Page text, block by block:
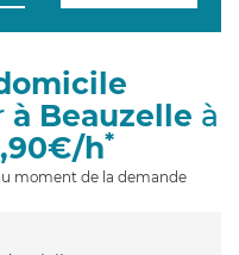
g
i
à Beauzelle à
h*
moment de la demande